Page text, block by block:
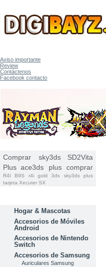
Aviso importante
Review
Contáctenos
Facebook contacto
Comprar sky3ds
SD2Vita
Plus ace3ds plus comprar
R4I B9S r4i gold 3ds
sky3ds plus
tarjeta Xecuter SX
Hogar & Mascotas
Accesorios de Móviles
Android
Accesorios de Nintendo
Switch
Accesorios de Samsung
Auriculares Samsung